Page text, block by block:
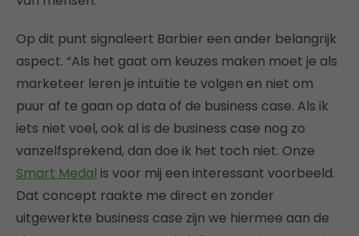
Op dit punt signaleert Barbier een ander belangrijk
aspect. “Als het gaat om keuzes maken moet je als
marketeer leren je intuïtie te volgen en niet om
puur af te gaan op data of de business case. Als ik
iets niet voel, ook al is de business case nog zo
vanzelfsprekend, dan doe ik het toch niet. Onze
Smart Medal is voor mij een interessant voorbeeld.
Dat concept raakte me direct en zonder
uitgewerkte business case zijn we hiermee aan de